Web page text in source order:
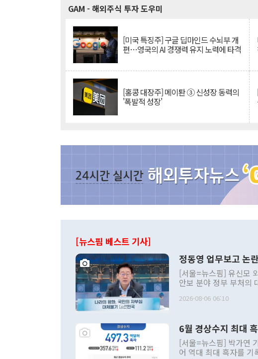
GAM - 해외주식 투자 도우미
[미국 특징주] 구글 딥마인드 수뇌부 개
편…영국의 AI 경쟁력 유지 노력에 타격
[홍콩 대장주] 메이퇀 ③ 신성장 동력의
'폭발적 성장'
[뉴스핌 베스트 기사]
정동영 업무보고 논
[서울=뉴스핌] 유신모
안보 분야 정부 부처의
발언 중에는 정부 내 조
주의적 희망에 근거한
관의 대북 정책 관련 발
관 부처 장관이 공개적
2026-08-06 06:10
6월 경상수지 최대
[서울=뉴스핌] 박가연
어 역대 최대 흑자를